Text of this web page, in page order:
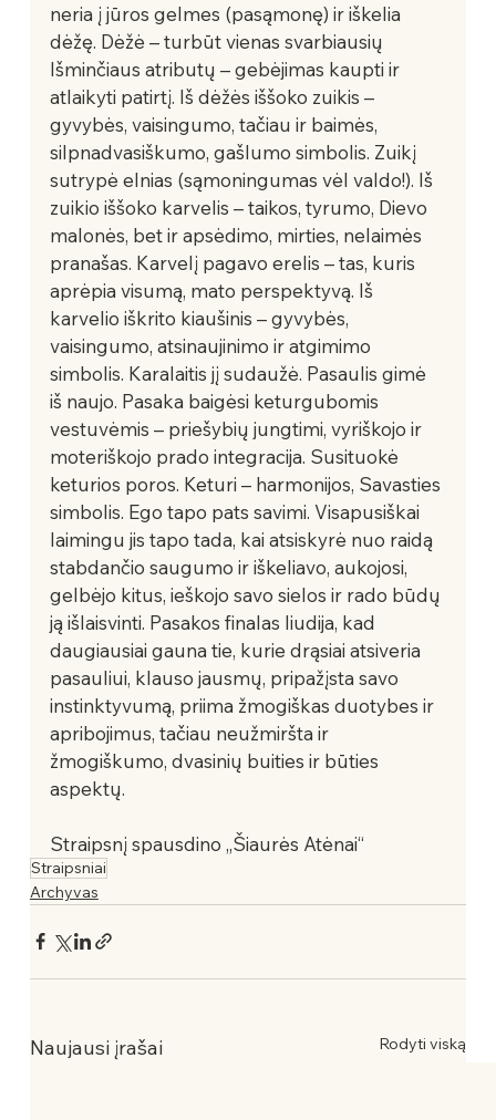
neria į jūros gelmes (pasąmonę) ir iškelia
dėžę. Dėžė – turbūt vienas svarbiausių
Išminčiaus atributų – gebėjimas kaupti ir
atlaikyti patirtį. Iš dėžės iššoko zuikis –
gyvybės, vaisingumo, tačiau ir baimės,
silpnadvasiškumo, gašlumo simbolis. Zuikį
sutrypė elnias (sąmoningumas vėl valdo!). Iš
zuikio iššoko karvelis – taikos, tyrumo, Dievo
malonės, bet ir apsėdimo, mirties, nelaimės
pranašas. Karvelį pagavo erelis – tas, kuris
aprėpia visumą, mato perspektyvą. Iš
karvelio iškrito kiaušinis – gyvybės,
vaisingumo, atsinaujinimo ir atgimimo
simbolis. Karalaitis jį sudaužė. Pasaulis gimė
iš naujo. Pasaka baigėsi keturgubomis
vestuvėmis – priešybių jungtimi, vyriškojo ir
moteriškojo prado integracija. Susituokė
keturios poros. Keturi – harmonijos, Savasties
simbolis. Ego tapo pats savimi. Visapusiškai
laimingu jis tapo tada, kai atsiskyrė nuo raidą
stabdančio saugumo ir iškeliavo, aukojosi,
gelbėjo kitus, ieškojo savo sielos ir rado būdų
ją išlaisvinti. Pasakos finalas liudija, kad
daugiausiai gauna tie, kurie drąsiai atsiveria
pasauliui, klauso jausmų, pripažįsta savo
instinktyvumą, priima žmogiškas duotybes ir
apribojimus, tačiau neužmiršta ir
žmogiškumo, dvasinių buities ir būties
aspektų.
Straipsnį spausdino „Šiaurės Atėnai“
Straipsniai
Archyvas
Naujausi įrašai Rodyti viską